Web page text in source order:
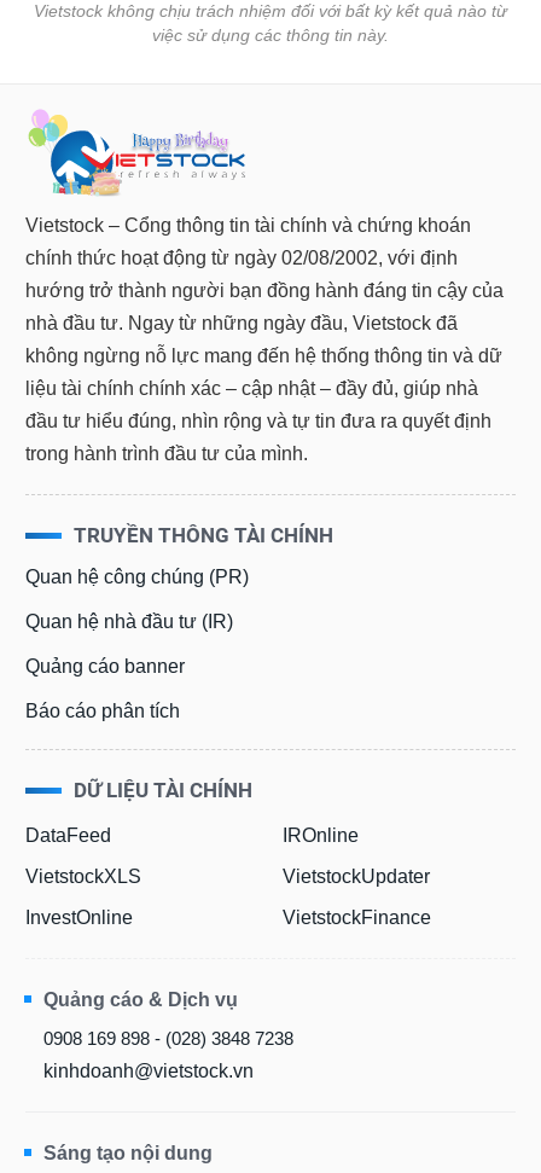
Vietstock không chịu trách nhiệm đối với bất kỳ kết quả nào từ
việc sử dụng các thông tin này.
Vietstock – Cổng thông tin tài chính và chứng khoán
chính thức hoạt động từ ngày 02/08/2002, với định
hướng trở thành người bạn đồng hành đáng tin cậy của
nhà đầu tư. Ngay từ những ngày đầu, Vietstock đã
không ngừng nỗ lực mang đến hệ thống thông tin và dữ
liệu tài chính chính xác – cập nhật – đầy đủ, giúp nhà
đầu tư hiểu đúng, nhìn rộng và tự tin đưa ra quyết định
trong hành trình đầu tư của mình.
TRUYỀN THÔNG TÀI CHÍNH
Quan hệ công chúng (PR)
Quan hệ nhà đầu tư (IR)
Quảng cáo banner
Báo cáo phân tích
DỮ LIỆU TÀI CHÍNH
DataFeed
VietstockXLS
InvestOnline
IROnline
VietstockUpdater
VietstockFinance
Quảng cáo & Dịch vụ
0908 169 898 - (028) 3848 7238
kinhdoanh@vietstock.vn
Sáng tạo nội dung